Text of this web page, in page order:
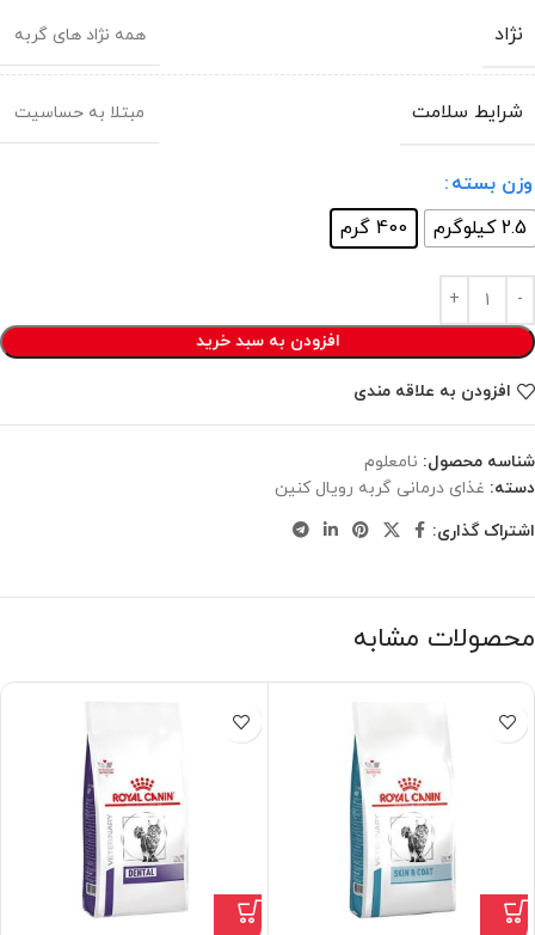
نژاد همه نژاد های گربه
شرایط سلامت مبتلا به حساسیت
وزن بسته
2.5 کیلوگرم
400 گرم
افزودن به سبد خرید
افزودن به علاقه مندی
شناسه محصول: نامعلوم
دسته: غذای درمانی گربه رویال کنین
اشتراک گذاری:
محصولات مشابه